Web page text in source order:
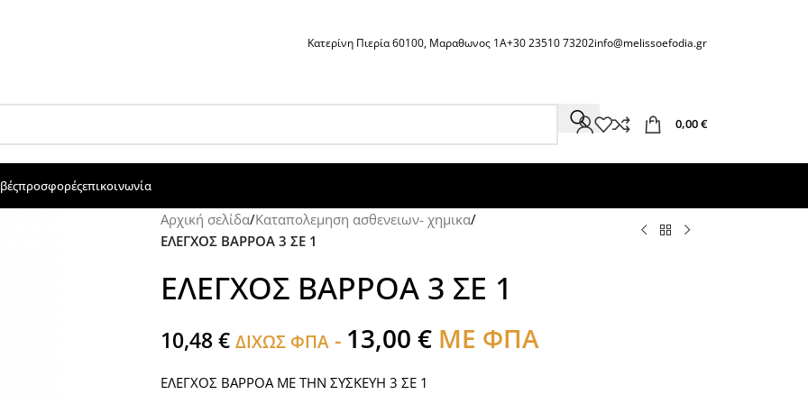
Κατερίνη Πιερία 60100, Μαραθωνος 1Α+30 23510 73202info@melissoefodia.gr
0,00€
προσφορέςεπικοινωνία
Αρχική σελίδα/Καταπολεμηση ασθενειων- χημικα/
ΕΛΕΓΧΟΣ ΒΑΡΡΟΑ 3 ΣΕ 1
ΕΛΕΓΧΟΣ ΒΑΡΡΟΑ 3 ΣΕ 1
10,48€ ΔΙΧΩΣ ΦΠΑ- 13,00 €ΜΕ ΦΠΑ
ΕΛΕΓΧΟΣ ΒΑΡΡΟΑ ΜΕ ΤΗΝ ΣΥΣΚΕΥΗ 3 ΣΕ 1